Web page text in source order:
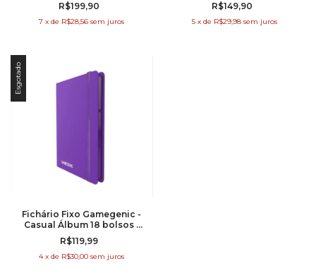
R$199,90
7 xde R$28,56 sem juros
R$149,90
5 x de R$29,98 sem juros
Esgotado
Fichário Fixo Gamegenic -
Casual Álbum 18 bolsos -
Roxo
R$119,99
4 xde R$30,00 sem juros